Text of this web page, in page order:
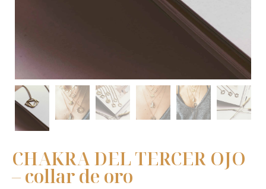
CHAKRA DEL TERCER OJO
– collar de oro